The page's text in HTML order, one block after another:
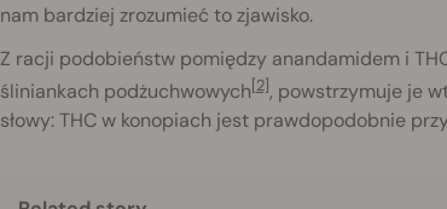
nam bardziej zrozumieć to zjawisko.
Z racji podobieństw pomiędzy anandamidem i
śliniankach podżuchwowych[2], powstrzymuje je
słowy: THC w konopiach jest prawdopodobnie